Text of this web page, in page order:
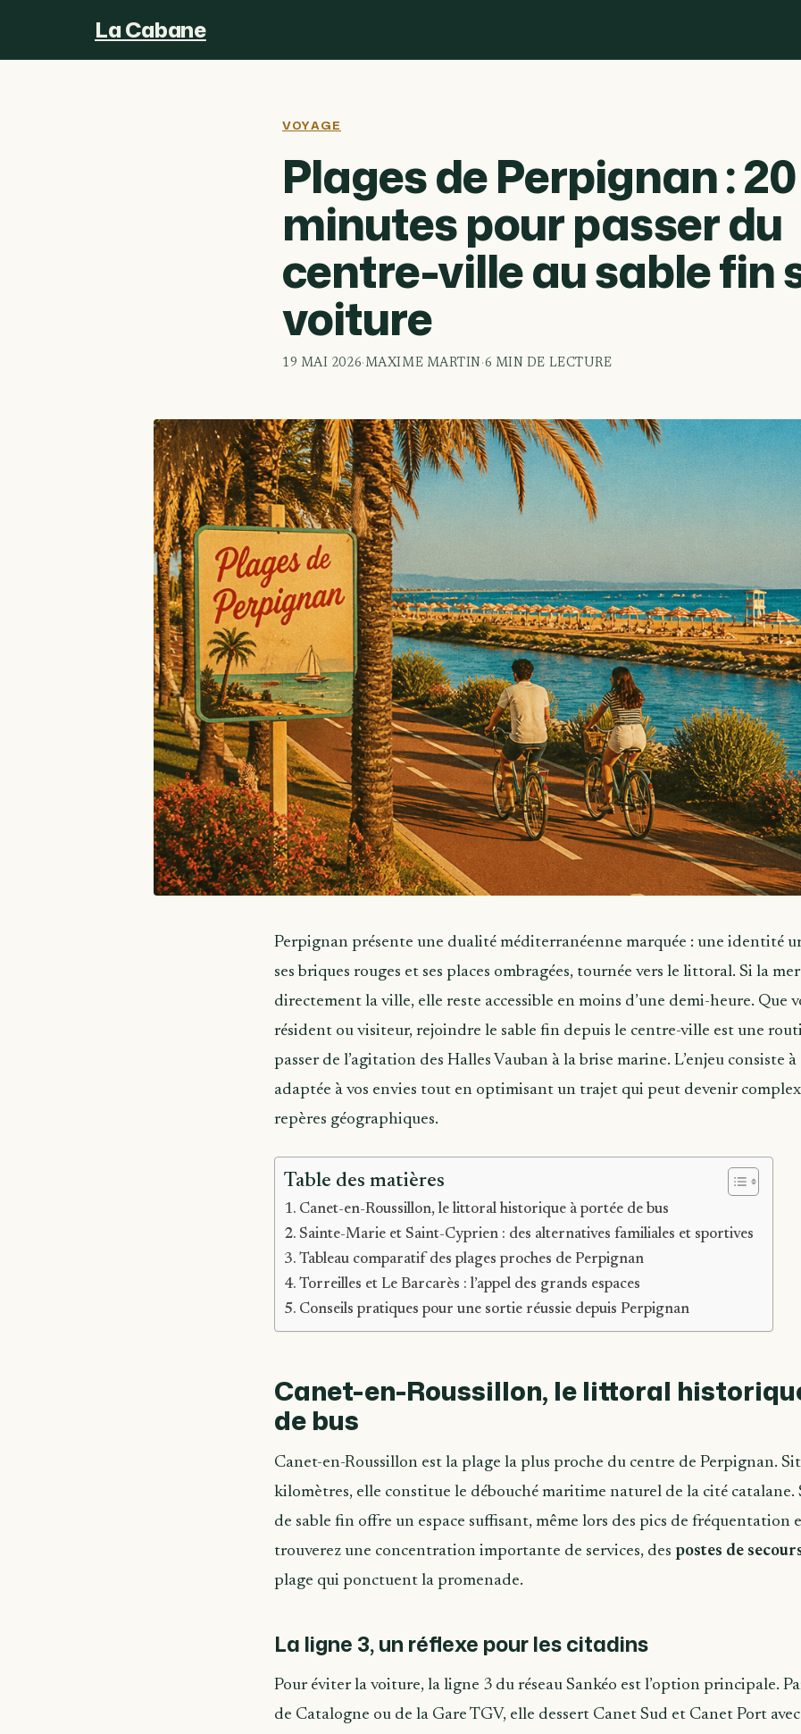
La Cabane
VOYAGE
Plages de Perpignan : 20
minutes pour passer du
centre-ville au sable fin
voiture
19 MAI 2026· MAXIME MARTIN ·6 MIN DE LECTURE
Perpignan présente une dualité méditerranéenne marquée : une identité
ses briques rouges et ses places ombragées, tournée vers le littoral. Si la
directement la ville, elle reste accessible en moins d’une demi-heure. Que
résident ou visiteur, rejoindre le sable fin depuis le centre-ville est une
passer de l’agitation des Halles Vauban à la brise marine. L’enjeu consiste
adaptée à vos envies tout en optimisant un trajet qui peut devenir
repères géographiques.
Table des matières
Canet-en-Roussillon, le littoral historique à portée de bus
Sainte-Marie et Saint-Cyprien : des alternatives familiales et sportives
Tableau comparatif des plages proches de Perpignan
Torreilles et Le Barcarès : l’appel des grands espaces
Conseils pratiques pour une sortie réussie depuis Perpignan
Canet-en-Roussillon, le littoral
de bus
Canet-en-Roussillon est la plage la plus proche du centre de Perpignan.
kilomètres, elle constitue le débouché maritime naturel de la cité catalane.
de sable fin offre un espace suffisant, même lors des pics de fréquentation
trouverez une concentration importante de services, des postes de
plage qui ponctuent la promenade.
La ligne 3, un réflexe pour les citadins
Pour éviter la voiture, la ligne 3 du réseau Sankéo est l’option principale.
de Catalogne ou de la Gare TGV, elle dessert Canet Sud et Canet Port